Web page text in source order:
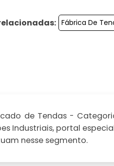
Fábrica De
de Tendas -
Industriais, portal
nesse segmento.